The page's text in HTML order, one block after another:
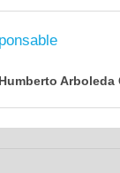
Humberto Arboleda